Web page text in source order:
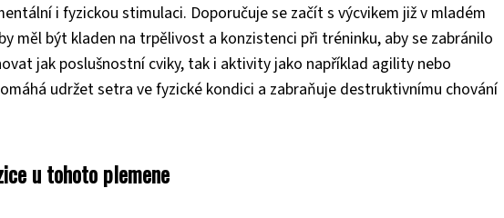
i fyzickou stimulaci. Doporučuje se začít s výcvikem již v mladém
měl být kladen na trpělivost a konzistenci při tréninku, aby se zabránilo
jak poslušnostní cviky, tak i aktivity jako například agility nebo
udržet setra ve fyzické kondici a zabraňuje destruktivnímu chování
u tohoto plemene